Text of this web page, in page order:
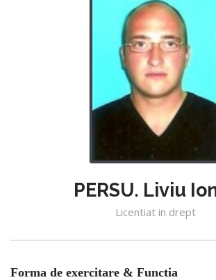
PERSU. Liviu
Licentiat in drept
Forma de exercitare & Functia